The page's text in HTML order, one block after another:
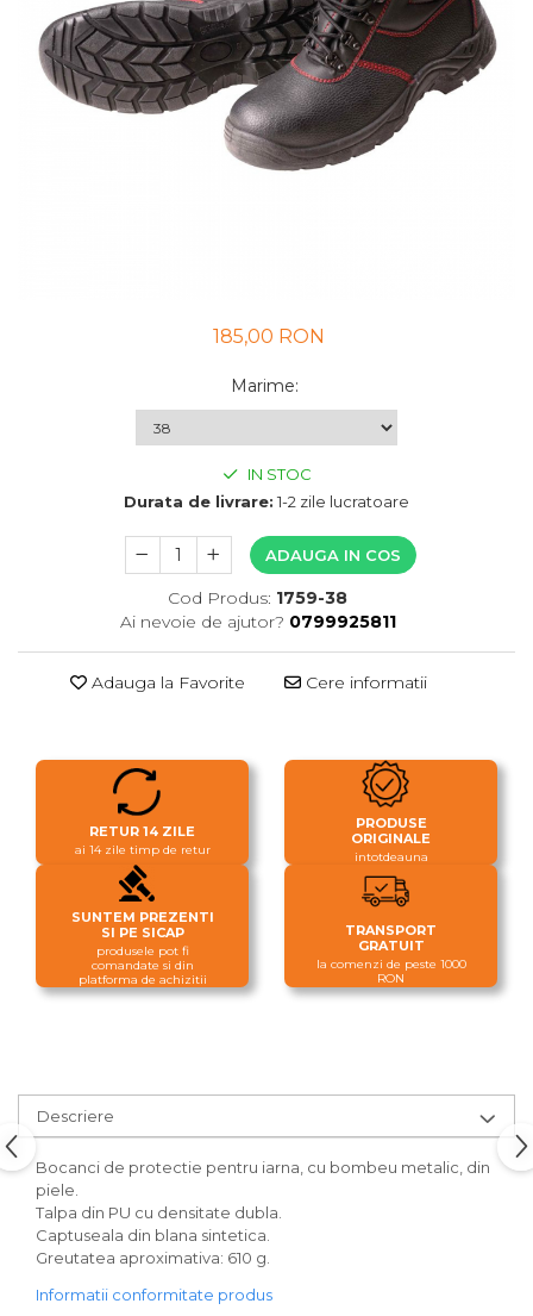
UNICA FOLOSINTA
VESTE
185,00 RON
Marime:
IN STOC
Durata de livrare: 1-2 zile lucratoare
ADAUGA IN COS
Cod Produs: 1759-38
Ai nevoie de ajutor? 0799925811
Adauga la Favorite Cere informatii
RETUR 14 ZILE
ai 14 zile timp de retur
PRODUSE
ORIGINALE
intotdeauna
SUNTEM PREZENTI
SI PE SICAP
produsele pot fi
comandate si din
platforma de achizitii
TRANSPORT
GRATUIT
la comenzi de peste 1000
RON
Descriere
Bocanci de protectie pentru iarna, cu bombeu metalic, din
piele.
Talpa din PU cu densitate dubla.
Captuseala din blana sintetica.
Greutatea aproximativa: 610 g.
Informatii conformitate produs